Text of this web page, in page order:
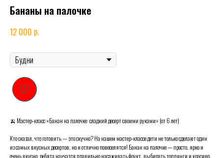
Бананы на палочке
12 000 р.
🍌 Мастер‑класс «Банан на палочке: сладкий десерт своими руками» (от 6 лет)
Кто сказал, что готовить — это скучно? На нашем мастер‑классе дети не только сделают один
из самых вкусных десертов, но и отлично повеселятся! Банан на палочке — просто, ярко и
очень вкусно: ребята научатся правильно насаживать фрукт, выбирать топпинги и красиво